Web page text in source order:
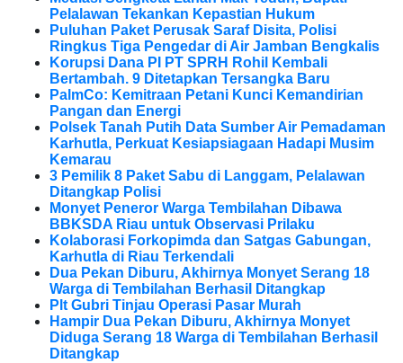
Pelalawan Tekankan Kepastian Hukum
Puluhan Paket Perusak Saraf Disita, Polisi
Ringkus Tiga Pengedar di Air Jamban Bengkalis
Korupsi Dana PI PT SPRH Rohil Kembali
Bertambah. 9 Ditetapkan Tersangka Baru
PalmCo: Kemitraan Petani Kunci Kemandirian
Pangan dan Energi
Polsek Tanah Putih Data Sumber Air Pemadaman
Karhutla, Perkuat Kesiapsiagaan Hadapi Musim
Kemarau
3 Pemilik 8 Paket Sabu di Langgam, Pelalawan
Ditangkap Polisi
Monyet Peneror Warga Tembilahan Dibawa
BBKSDA Riau untuk Observasi Prilaku
Kolaborasi Forkopimda dan Satgas Gabungan,
Karhutla di Riau Terkendali
Dua Pekan Diburu, Akhirnya Monyet Serang 18
Warga di Tembilahan Berhasil Ditangkap
Plt Gubri Tinjau Operasi Pasar Murah
Hampir Dua Pekan Diburu, Akhirnya Monyet
Diduga Serang 18 Warga di Tembilahan Berhasil
Ditangkap